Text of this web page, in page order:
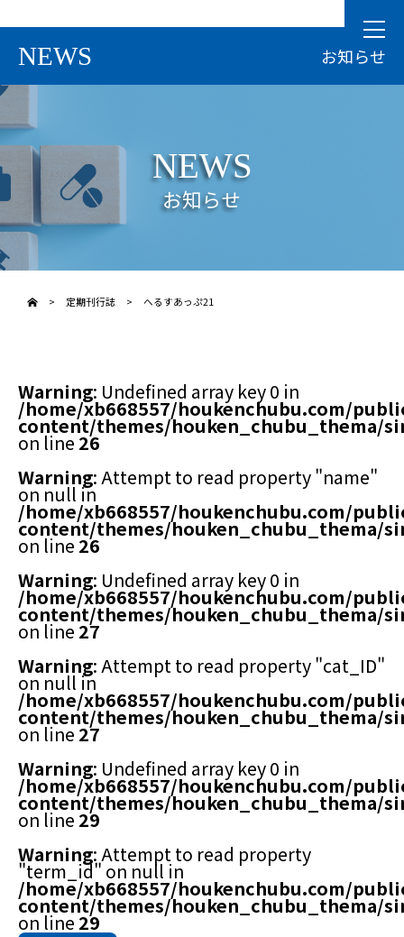
NEWS お知らせ
NEWS
お知らせ
> 定期刊行誌 > へるすあっぷ21
Warning: Undefined array key 0 in
/home/xb668557/houkenchubu.com/
content/themes/houken_chubu_thema/
on line 26
Warning: Attempt to read property "name"
on null in
/home/xb668557/houkenchubu.com/
content/themes/houken_chubu_thema/
on line 26
Warning: Undefined array key 0 in
/home/xb668557/houkenchubu.com/
content/themes/houken_chubu_thema/
on line 27
Warning: Attempt to read property "cat_ID"
on null in
/home/xb668557/houkenchubu.com/
content/themes/houken_chubu_thema/
on line 27
Warning: Undefined array key 0 in
/home/xb668557/houkenchubu.com/
content/themes/houken_chubu_thema/
on line 29
Warning: Attempt to read property
"term_id" on null in
/home/xb668557/houkenchubu.com/
content/themes/houken_chubu_thema/
on line 29